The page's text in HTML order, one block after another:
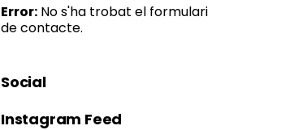
Error: No s'ha trobat el formulari
de contacte.
Social
Instagram Feed